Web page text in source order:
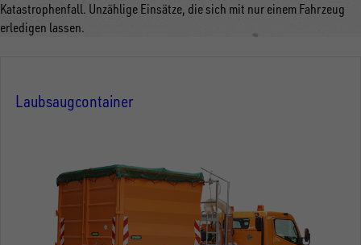
Katastrophenfall. Unzählige Einsätze, die sich mit nur einem Fahrzeug
erledigen lassen.
Laubsaugcontainer